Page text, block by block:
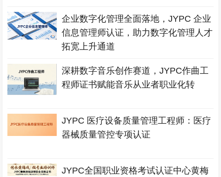
企业数字化管理全面落地，JYPC 企业
信息管理师认证，助力数字化管理人才
拓宽上升通道
深耕数字音乐创作赛道，JYPC作曲工
程师证书赋能音乐从业者职业化转
JYPC 医疗设备质量管理工程师：医疗
器械质量管控专项认证
JYPC全国职业资格考试认证中心黄梅